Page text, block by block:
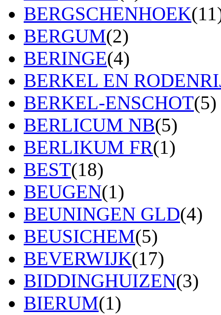
BERGSCHENHOEK
BERGUM(2)
BERINGE(4)
BERKEL EN
BERKEL-ENSCHOT(5)
BERLICUM NB(5)
BERLIKUM FR(1)
BEST(18)
BEUGEN(1)
BEUNINGEN GLD(4)
BEUSICHEM(5)
BEVERWIJK(17)
BIDDINGHUIZEN(3)
BIERUM(1)